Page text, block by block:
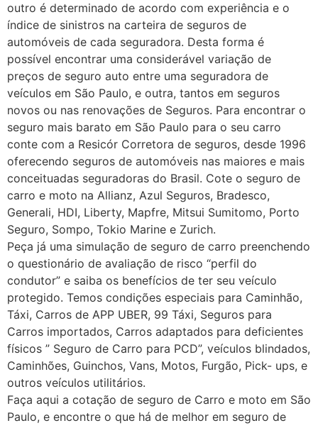
outro é determinado de acordo com experiência e o
índice de sinistros na carteira de seguros de
automóveis de cada seguradora. Desta forma é
possível encontrar uma considerável variação de
preços de seguro auto entre uma seguradora de
veículos em São Paulo, e outra, tantos em seguros
novos ou nas renovações de Seguros. Para encontrar o
seguro mais barato em São Paulo para o seu carro
conte com a Resicór Corretora de seguros, desde 1996
oferecendo seguros de automóveis nas maiores e mais
conceituadas seguradoras do Brasil. Cote o seguro de
carro e moto na Allianz, Azul Seguros, Bradesco,
Generali, HDI, Liberty, Mapfre, Mitsui Sumitomo, Porto
Seguro, Sompo, Tokio Marine e Zurich.
Peça já uma simulação de seguro de carro preenchendo
o questionário de avaliação de risco “perfil do
condutor” e saiba os benefícios de ter seu veículo
protegido. Temos condições especiais para Caminhão,
Táxi, Carros de APP UBER, 99 Táxi, Seguros para
Carros importados, Carros adaptados para deficientes
físicos ” Seguro de Carro para PCD”, veículos blindados,
Caminhões, Guinchos, Vans, Motos, Furgão, Pick- ups, e
outros veículos utilitários.
Faça aqui a cotação de seguro de Carro e moto em São
Paulo, e encontre o que há de melhor em seguro de